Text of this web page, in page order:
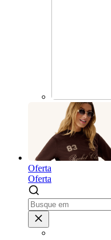
Oferta
Oferta